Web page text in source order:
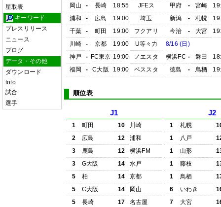
星取表
キーワード
プレスリリース
ニュース
ブログ
データ・その他
ダウンロード
toto
試合
選手
岡山
- 長崎 18:55
JFEス
浦和
- 広島 19:00
埼玉
千葉
- 町田 19:00
フクアリ
川崎
- 京都 19:00
U等々力
神戸
- FC東京 19:00
ノエスタ
福岡
- C大阪 19:00 ベススタ
甲府
- 宮崎
新潟
- 札幌
今治
- 大宮
8/16 (日)
横浜FC - 磐田
徳島
- 鳥栖
順位表
J1
1 町田 10
川崎
2
広島 12
浦和
3
鹿島 12
横浜FM
3
G大阪 14
水戸
5
柏 14
京都
5
C大阪 14
岡山
5
長崎 17
名古屋
J2
1 札幌
1
八戸
1
山形
1
藤枝
1
鳥栖
6
いわき
7
大宮